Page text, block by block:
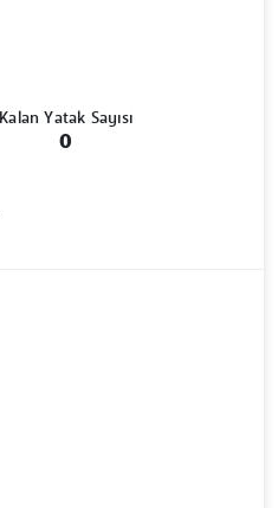
Kalan Yatak Sayısı
0